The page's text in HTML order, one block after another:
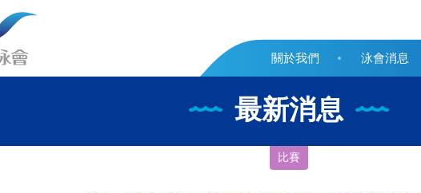
關於我們 泳會消息
最新消息
比賽